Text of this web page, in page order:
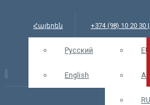
Հայերեն
Русский
English
+374 (98) 10 20 30
info@bars.am USD EUR